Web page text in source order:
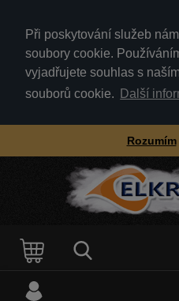
Při poskytování služeb
soubory cookie.
vyjadřujete souhlas s
souborů cookie.
Další
Rozumím